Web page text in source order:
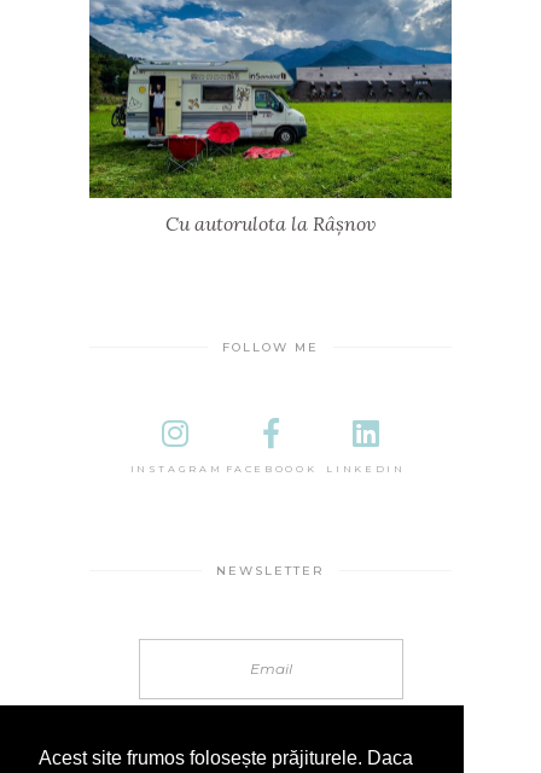
Cu autorulota la Râșnov
FOLLOW ME
INSTAGRAM FACEBOOOK LINKEDIN
NEWSLETTER
Acest site frumos folosește prăjiturele. Daca